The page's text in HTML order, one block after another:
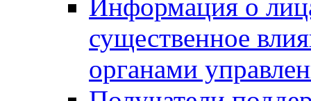
Информация о
существенное
органами